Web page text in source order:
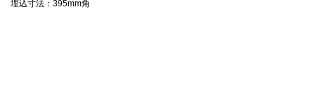
埋込寸法：395mm角